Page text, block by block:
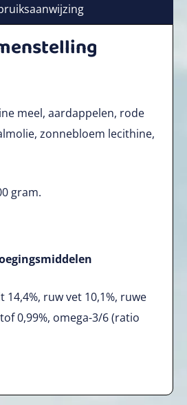
meel, aardappelen, rode
zonnebloem lecithine,
gram.
14,4%, ruw vet 10,1%, ruwe
0,99%, omega-3/6 (ratio